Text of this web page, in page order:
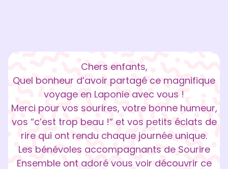
Chers enfants,
Quel bonheur d’avoir partagé ce magnifique
voyage en Laponie avec vous !
Merci pour vos sourires, votre bonne humeur,
vos “c’est trop beau !“ et vos petits éclats de
rire qui ont rendu chaque journée unique.
Les bénévoles accompagnants de Sourire
Ensemble ont adoré vous voir découvrir ce